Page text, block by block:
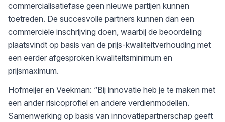
commercialisatiefase geen nieuwe partijen kunnen
toetreden. De succesvolle partners kunnen dan een
commerciële inschrijving doen, waarbij de beoordeling
plaatsvindt op basis van de prijs-kwaliteitverhouding met
een eerder afgesproken kwaliteitsminimum en
prijsmaximum.
Hofmeijer en Veekman: “Bij innovatie heb je te maken met
een ander risicoprofiel en andere verdienmodellen.
Samenwerking op basis van innovatiepartnerschap geeft